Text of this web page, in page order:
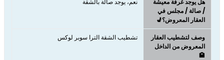
هل يوجد غرفة معيشة
/ صالة / مجلس في
العقار المعروض؟💺
نعم، يوجد صالة بالشقة
وصف لتشطيب العقار
المعروض من الداخل
🏩
تشطيب الشقة الترا سوبر لوكس